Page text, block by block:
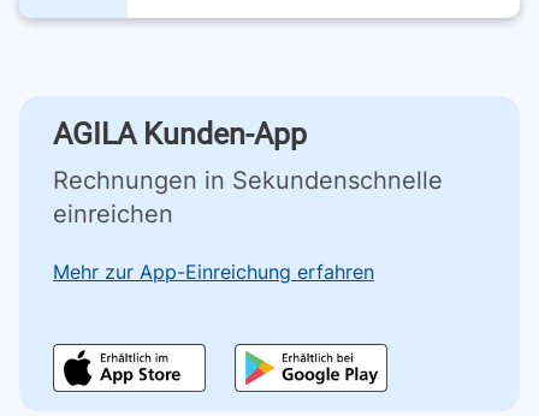
AGILA Kunden-App
Rechnungen in Sekundenschnelle
einreichen
Mehr zur App-Einreichung erfahren